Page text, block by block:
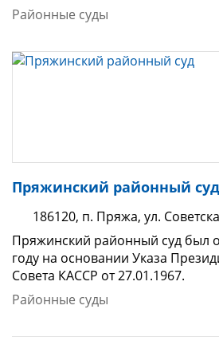
Районные суды
Пряжинский районный суд
186120, п. Пряжа, ул.
Пряжинский районный суд был
году на основании Указа
Совета КАССР от 27.01.1967.
Районные суды